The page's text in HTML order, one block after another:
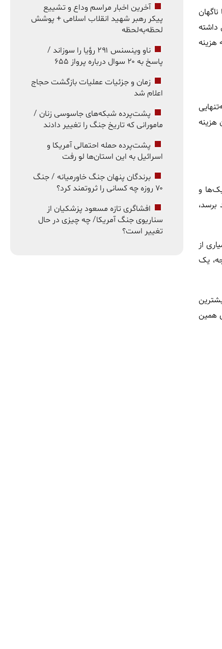
هزینه
به‌راحتی حداقل ۱۰ میلیون تومان هزینه
و
برسد،
از
یک
همین
آخرین اخبار مراسم وداع و تشییع
پیکر رهبر شهید انقلاب اسلامی + پوشش
لحظه‌به‌لحظه
ناو وینسنس ۲۹۱ رؤیا را سوزاند /
پاسخ به ۲۰ سوال درباره پرواز ۶۵۵
زمان و جزئیات عملیات بازگشت حجاج
اعلام شد
پشت‌پرده شبکه‌های جاسوسی زنان /
مامورانی که تاریخ جنگ را تغییر دادند
پشت‌پرده حمله احتمالی آمریکا و
اسرائیل به این استان‌ها لو رفت
برندگان پنهان جنگ خاورمیانه / جنگ
۷۰ روزه چه کسانی را ثروتمند کرد؟
افشاگری تازه مسعود پزشکیان از
سناریوی جنگ آمریکا/ چه چیزی در حال
تغییر است؟